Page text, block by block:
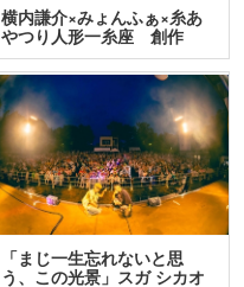
横内謙介×みょんふぁ×糸あ
やつり人形一糸座 創作
人…
「まじ一生忘れないと思
う、この光景」スガ シカオ